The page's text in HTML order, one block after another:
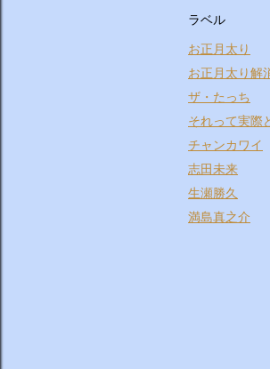
ラベル
お正月太り
お正月太り解
ザ・たっち
それって実際
チャンカワイ
志田未来
生瀬勝久
満島真之介